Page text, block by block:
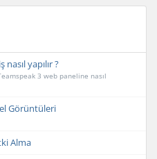
yapılır ?
3 web paneline nasıl
Görüntüleri
Alma